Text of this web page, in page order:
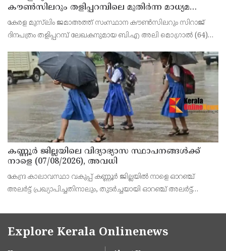
കൗൺസിലറും തളിപ്പറമ്പിലെ മുതിർന്ന മാധ്യമ
പ്രവർത്തകനുമായ ബി എ അലി മൊഗ്രാൽ
നിര്യാതനായി
കേരള മുസ്‌ലിം ജമാഅത്ത് സംസ്ഥാന കൗൺസിലറും സിറാജ്
ദിനപത്രം തളിപ്പറമ്പ് ലേഖകനുമായ ബി.എ അലി മൊഗ്രാൽ (64)
ജമാഅത്ത് ജില്ലാ സെക്രട്ടറി, എസ്.വൈ.എ
കണ്ണൂർ ജില്ലയിലെ വിദ്യാഭ്യാസ സ്ഥാപനങ്ങള്‍ക്ക്
നാളെ (07/08/2026), അവധി
കേന്ദ്ര കാലാവസ്ഥാ വകുപ്പ് കണ്ണൂർ ജില്ലയിൽ നാളെ ഓറഞ്ച്
അലർട്ട് പ്രഖ്യാപിച്ചതിനാലും, തുടർച്ചയായി ഓറഞ്ച് അലർട്ട്
ജില്ലയിലെ പ്രൊഫഷണൽ കോളേജ് ഉൾപ്പടെ എല
Explore Kerala Onlinenews